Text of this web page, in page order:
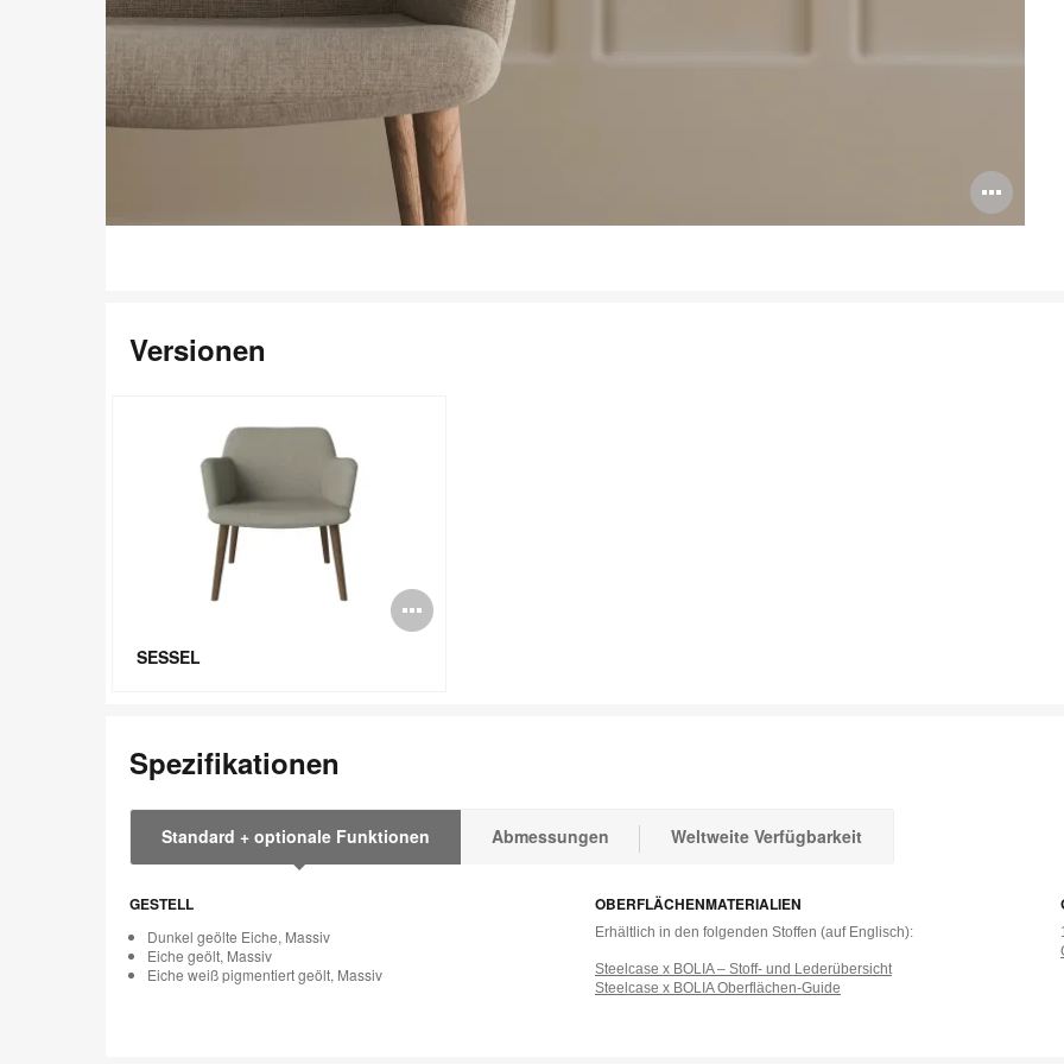
Versionen
Bildbeschreibung
SESSEL
Spezifikationen
Standard + optionale Funktionen Abmessungen Weltweite Verfügbarkeit
GESTELL
Dunkel geölte Eiche, Massiv
Eiche geölt, Massiv
Eiche weiß pigmentiert geölt, Massiv
OBERFLÄCHENMATERIALIEN
Erhältlich in den folgenden Stoffen (auf Englisch):
Steelcase x BOLIA – Stoff- und Lederübersicht
Steelcase x BOLIA Oberflächen-Guide